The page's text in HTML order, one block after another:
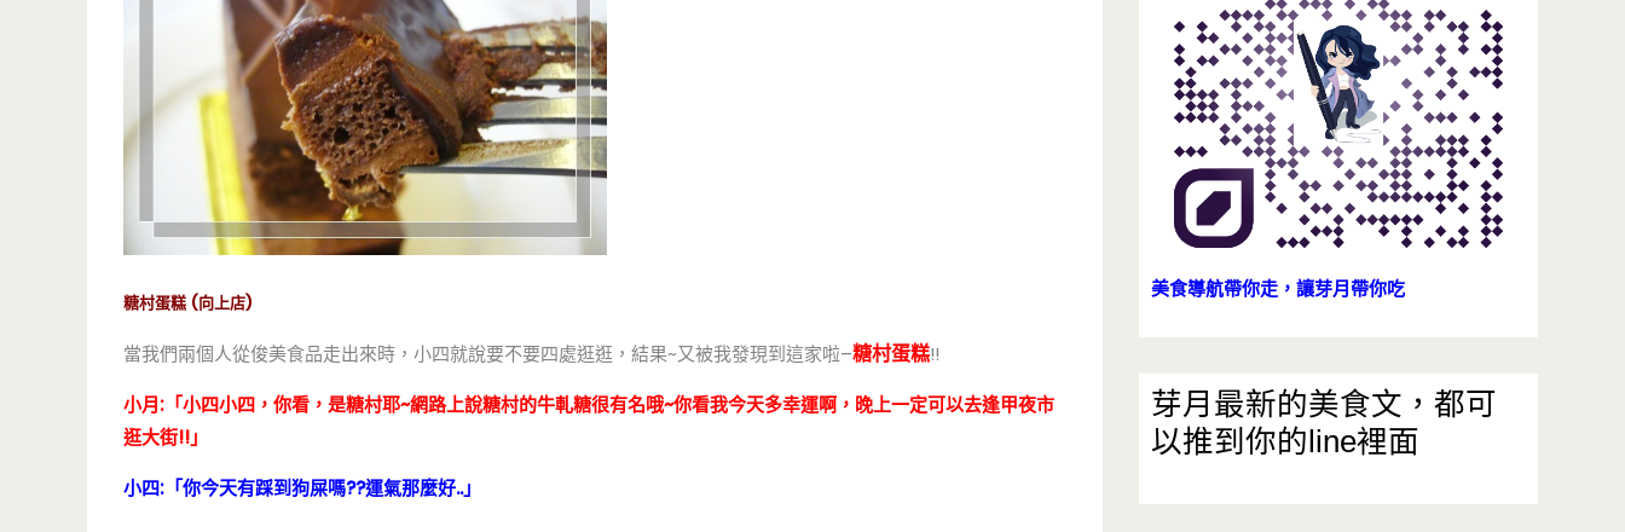
糖村蛋糕 (向上店)
當我們兩個人從俊美食品走出來時，小四就說要不要四處逛逛，結果~又被我發現到這家啦–糖村蛋糕!!
小月:「小四小四，你看，是糖村耶~網路上說糖村的牛軋糖很有名哦~你看我今天多幸運啊，晚上一定可以去逢甲夜市
逛大街!!」
小四:「你今天有踩到狗屎嗎??運氣那麼好..」
美食導航帶你走，讓芽月帶你吃
芽月最新的美食文，都可
以推到你的line裡面